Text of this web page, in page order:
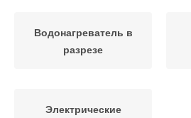
Водонагреватель в
разрезе
Электрические